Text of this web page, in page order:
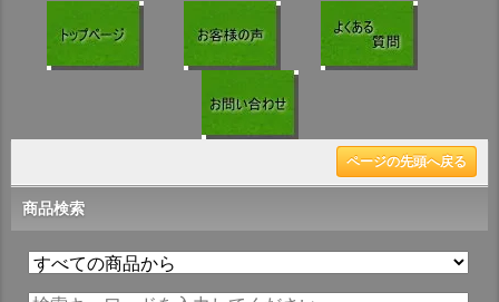
ページの先頭へ戻る
商品検索